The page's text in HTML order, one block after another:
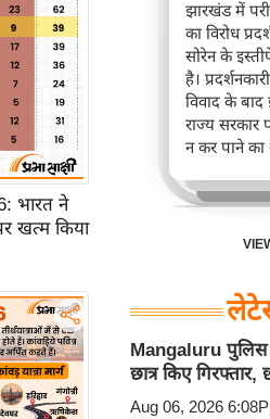
भारत ने
खत्म किया
झारखंड में
का विरोध
सोरेन के
है।
विवाद के
राज्य सरकार
न कर पाने का
जांच की मांग
Mangaluru
छात्र किए गिरफ्तार,
Aug 06, 2026